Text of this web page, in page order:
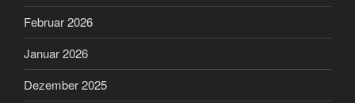
Februar 2026
Januar 2026
Dezember 2025